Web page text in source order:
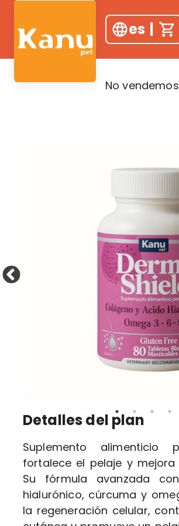
es |
No
Detalles del plan
Suplemento alimenticio
fortalece el pelaje y
Su fórmula avanzada
hialurónico, cúrcuma y
la regeneración celular,